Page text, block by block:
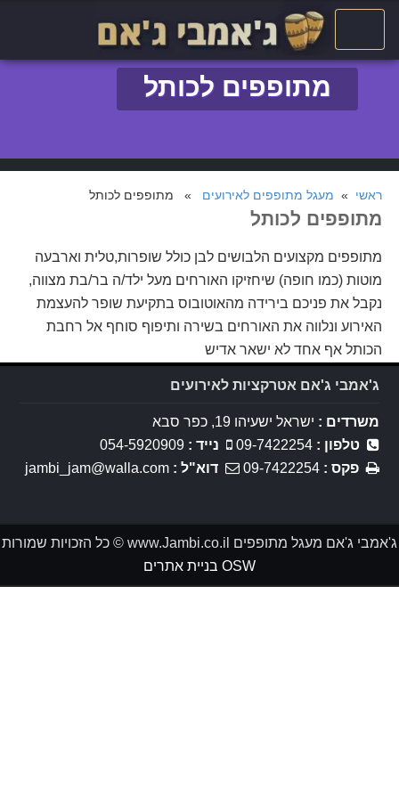
מתופפים לכותל
ראשי » מעגל מתופפים לאירועים » מתופפים לכותל
מתופפים לכותל
מתופפים מקצועים הלבושים לבן כולל שופרות,טלית וארבעה
מוטות (כמו חופה) שיחזיקו האורחים מעל ילד/ה בר/בת מצווה,
נקבל את פניכם בירידה מהאוטובוס בתקיעת שופר להעצמת
האירוע ונלווה את האורחים בשירה ותיפוף סוחף אל רחבת
הכותל אף אחד לא ישאר אדיש
ג'אמבי ג'אם אטרקציות לאירועים
משרדים : ישראל ישעיהו 19, כפר סבא
טלפון :09-7422254 נייד :054-5920909
פקס :09-7422254 דוא"ל :jambi_jam@walla.com
ג'אמבי ג'אם מעגל מתופפים www.Jambi.co.il © כל הזכויות שמורות
OSW בניית אתרים